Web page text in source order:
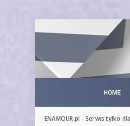
HOME
ENAMOUR.pl - Serwis tylko